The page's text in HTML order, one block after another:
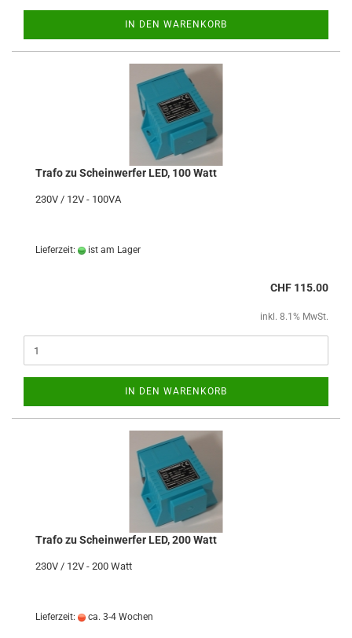
IN DEN WARENKORB
Trafo zu Scheinwerfer LED, 100 Watt
230V / 12V - 100VA
Lieferzeit: ist am Lager
CHF 115.00
inkl. 8.1% MwSt.
IN DEN WARENKORB
Trafo zu Scheinwerfer LED, 200 Watt
230V / 12V - 200 Watt
Lieferzeit: ca. 3-4 Wochen